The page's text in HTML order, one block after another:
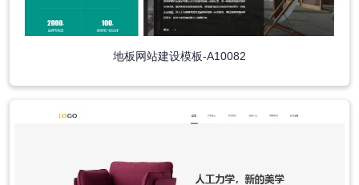
地板网站建设模板-A10082